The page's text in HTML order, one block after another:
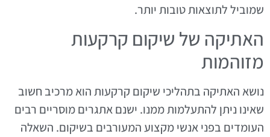
שמוביל לתוצאות טובות יותר.
האתיקה של שיקום קרקעות
מזוהמות
נושא האתיקה בתהליכי שיקום קרקעות הוא מרכיב חשוב
שאינו ניתן להתעלמות ממנו. ישנם אתגרים מוסריים רבים
העומדים בפני אנשי מקצוע המעורבים בשיקום. השאלה